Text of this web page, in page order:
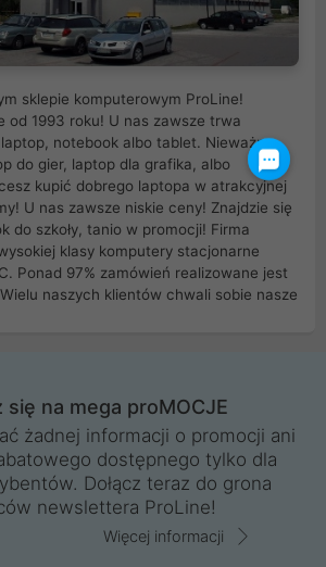
sklepie komputerowym ProLine!
od 1993 roku! U nas zawsze trwa
notebook albo tablet. Nieważne
do gier, laptop dla grafika, albo
kupić dobrego laptopa w atrakcyjnej
U nas zawsze niskie ceny! Znajdzie się
do szkoły, tanio w promocji! Firma
klasy komputery stacjonarne
Ponad 97% zamówień realizowane jest
naszych klientów chwali sobie nasze
Katowice, Gliwice, Kalisz, Bytom,
i profesjonalna obsługa!
ze 100% polskim kapitałem. Działamy
w naszym kraju! Posiadamy siedzibę
oraz salony na terenie kraju. Cała
komputerowym ProLine jest
się na mega proMOCJE
żadnej informacji o promocji ani
dostępnego tylko dla
Dołącz teraz do grona
newslettera ProLine!
Więcej informacji